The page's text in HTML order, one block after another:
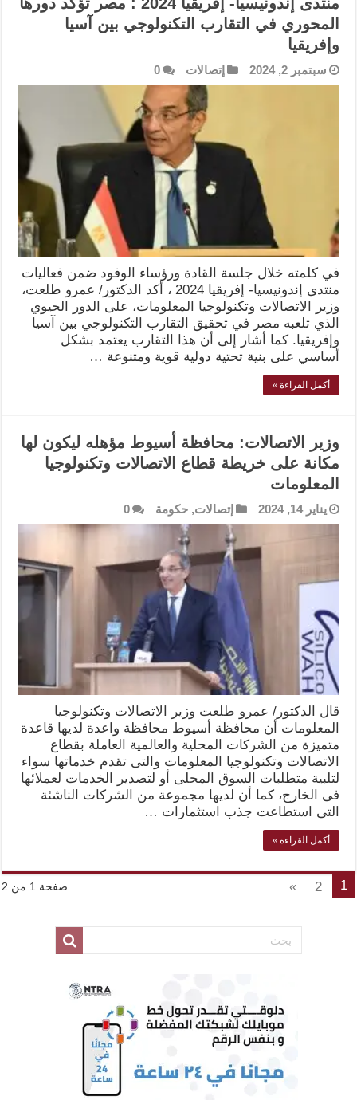
المحوري في التقارب التكنولوجي بين آسيا
وإفريقيا
سبتمبر 2, 2024 إتصالات 0
في كلمته خلال جلسة القادة ورؤساء الوفود ضمن فعاليات
منتدى إندونيسيا- إفريقيا 2024 ، أكد الدكتور/ عمرو طلعت،
وزير الاتصالات وتكنولوجيا المعلومات، على الدور الحيوي
الذي تلعبه مصر في تحقيق التقارب التكنولوجي بين آسيا
وإفريقيا. كما أشار إلى أن هذا التقارب يعتمد بشكل
أساسي على بنية تحتية دولية قوية ومتنوعة …
أكمل القراءة »
وزير الاتصالات: محافظة أسيوط مؤهله ليكون لها
مكانة على خريطة قطاع الاتصالات وتكنولوجيا
المعلومات
يناير 14, 2024 إتصالات,حكومة 0
قال الدكتور/ عمرو طلعت وزير الاتصالات وتكنولوجيا
المعلومات أن محافظة أسيوط محافظة واعدة لديها قاعدة
متميزة من الشركات المحلية والعالمية العاملة بقطاع
الاتصالات وتكنولوجيا المعلومات والتى تقدم خدماتها سواء
لتلبية متطلبات السوق المحلى أو لتصدير الخدمات لعملائها
فى الخارج، كما أن لديها مجموعة من الشركات الناشئة
التى استطاعت جذب استثمارات …
أكمل القراءة »
صفحة 1 من 2 1
2
»